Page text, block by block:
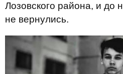
Лозовского района, и до
не вернулись.